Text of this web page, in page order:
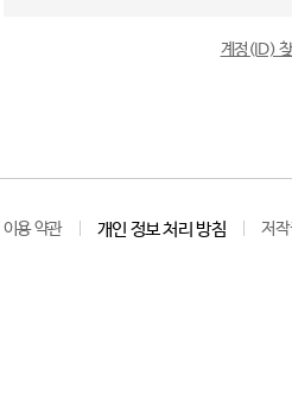
계정(ID)
이용 약관 개인 정보 처리 방침 저